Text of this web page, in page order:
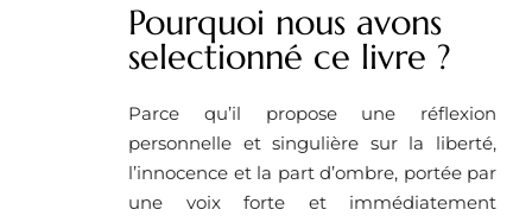
Pourquoi nous avons
selectionné ce livre ? ​
Parce qu’il propose une réflexion
personnelle et singulière sur la liberté,
l’innocence et la part d’ombre, portée par
une voix forte et immédiatement